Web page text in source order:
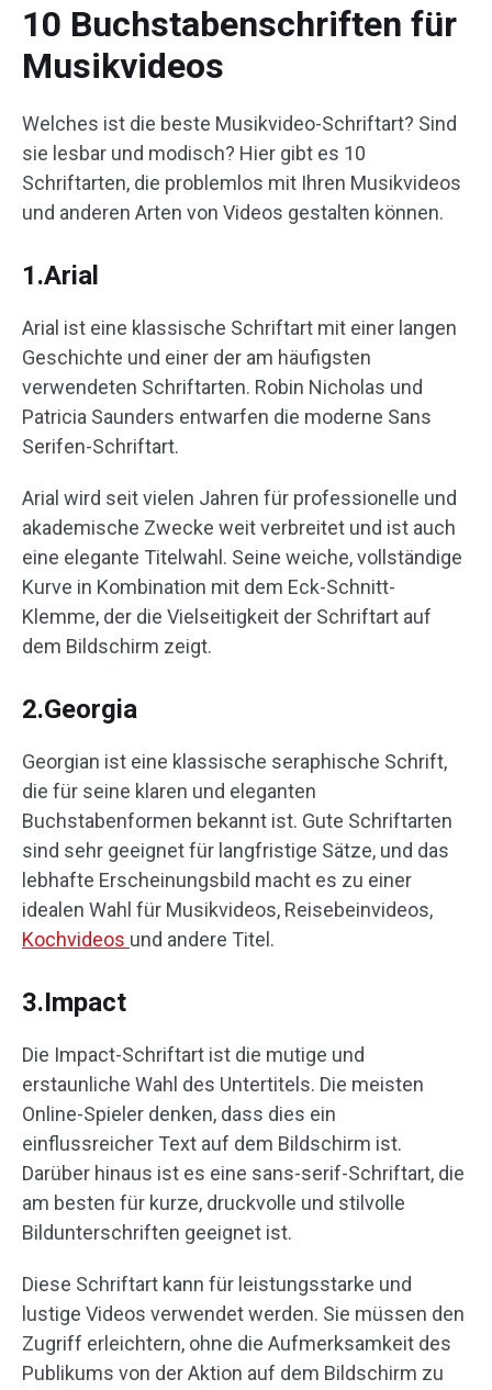
10 Buchstabenschriften für
Musikvideos
Welches ist die beste Musikvideo-Schriftart? Sind
sie lesbar und modisch? Hier gibt es 10
Schriftarten, die problemlos mit Ihren Musikvideos
und anderen Arten von Videos gestalten können.
1.Arial
Arial ist eine klassische Schriftart mit einer langen
Geschichte und einer der am häufigsten
verwendeten Schriftarten. Robin Nicholas und
Patricia Saunders entwarfen die moderne Sans
Serifen-Schriftart.
Arial wird seit vielen Jahren für professionelle und
akademische Zwecke weit verbreitet und ist auch
eine elegante Titelwahl. Seine weiche, vollständige
Kurve in Kombination mit dem Eck-Schnitt-
Klemme, der die Vielseitigkeit der Schriftart auf
dem Bildschirm zeigt.
2.Georgia
Georgian ist eine klassische seraphische Schrift,
die für seine klaren und eleganten
Buchstabenformen bekannt ist. Gute Schriftarten
sind sehr geeignet für langfristige Sätze, und das
lebhafte Erscheinungsbild macht es zu einer
idealen Wahl für Musikvideos, Reisebeinvideos,
Kochvideos und andere Titel.
3.Impact
Die Impact-Schriftart ist die mutige und
erstaunliche Wahl des Untertitels. Die meisten
Online-Spieler denken, dass dies ein
einflussreicher Text auf dem Bildschirm ist.
Darüber hinaus ist es eine sans-serif-Schriftart, die
am besten für kurze, druckvolle und stilvolle
Bildunterschriften geeignet ist.
Diese Schriftart kann für leistungsstarke und
lustige Videos verwendet werden. Sie müssen den
Zugriff erleichtern, ohne die Aufmerksamkeit des
Publikums von der Aktion auf dem Bildschirm zu